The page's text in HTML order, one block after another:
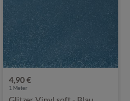
4,90 €
1 Meter